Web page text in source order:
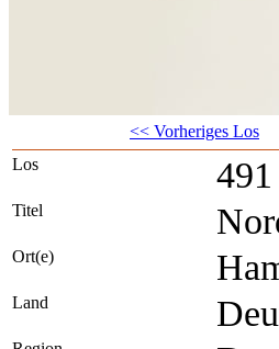
<< Vorheriges Los
Los
491
Titel
Ort(e)
Land